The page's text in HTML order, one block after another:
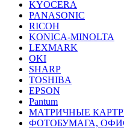
KYOCERA
PANASONIC
RICOH
KONICA-MINOLTA
LEXMARK
OKI
SHARP
TOSHIBA
EPSON
Pantum
МАТРИЧНЫЕ
ФОТОБУМАГА,